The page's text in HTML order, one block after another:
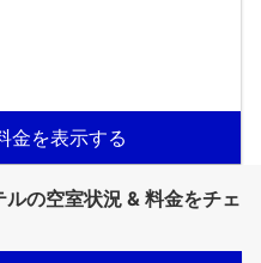
金を表示する
の空室状況 & 料金をチェ